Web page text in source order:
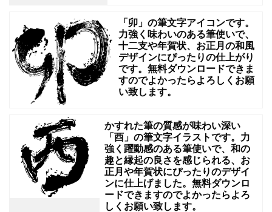
食
育
の
材、
パ
ー
「卯」の筆文字アイコンです。
力強く味わいのある筆使いで、
十二支や年賀状、お正月の和風
デザインにぴったりの仕上がり
です。無料ダウンロードできま
すのでよかったらよろしくお願
い致します。
かすれた筆の質感が味わい深い
「酉」の筆文字イラストです。力
強く躍動感のある筆使いで、和の
趣と縁起の良さを感じられる、お
正月や年賀状にぴったりのデザイ
ンに仕上げました。無料ダウンロ
ードできますのでよかったらよろ
しくお願い致します。